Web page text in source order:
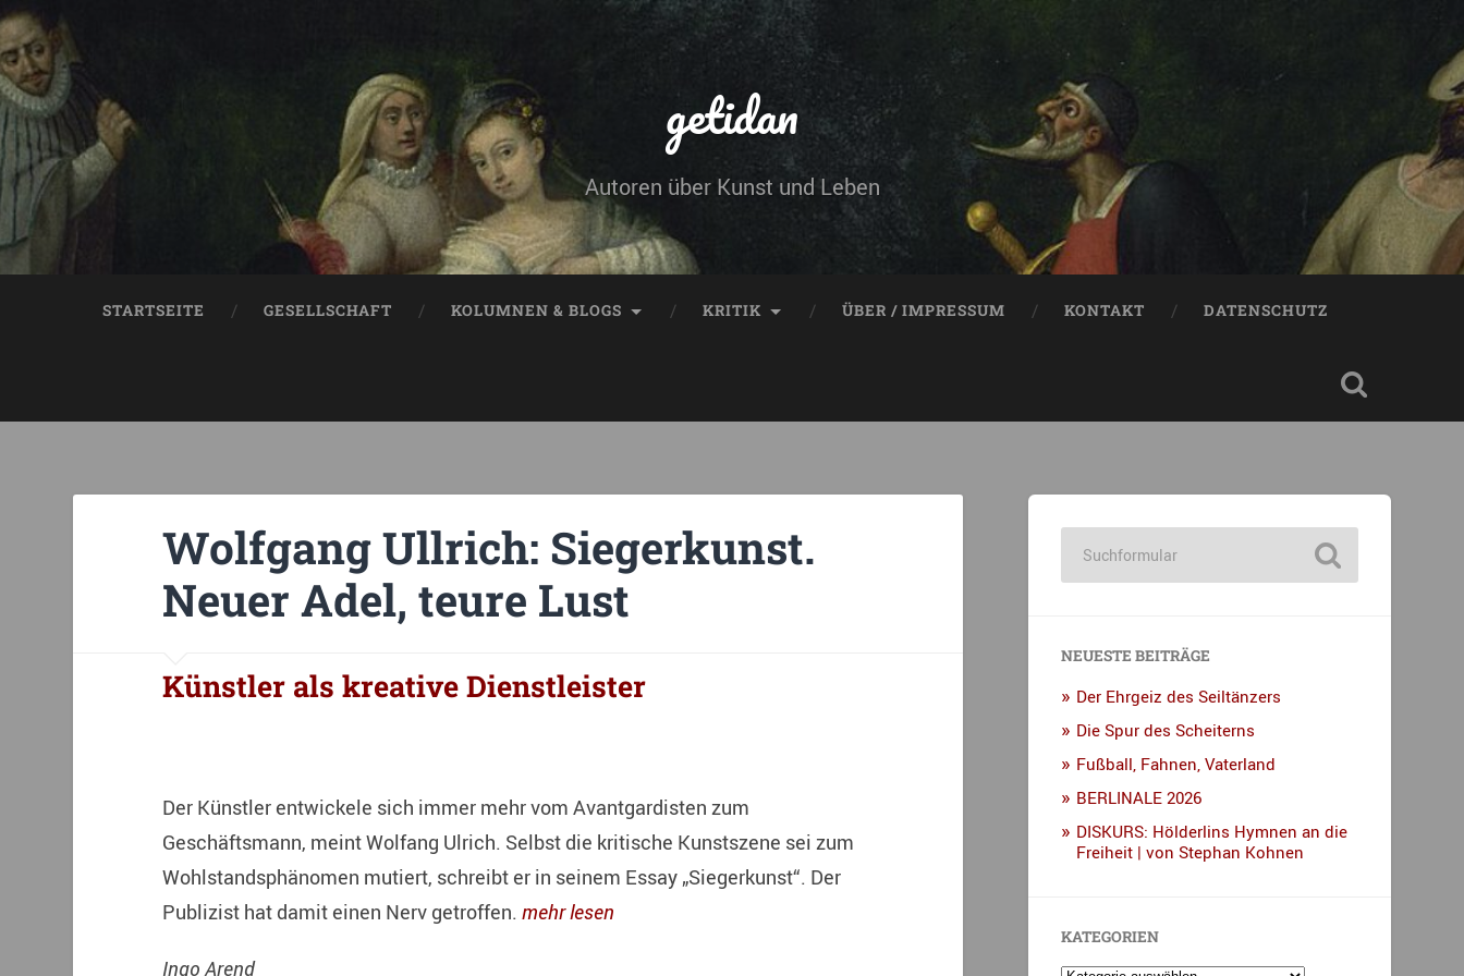
getidan
Autoren über Kunst und Leben
STARTSEITE GESELLSCHAFT KOLUMNEN & BLOGS KRITIK ÜBER / IMPRESSUM KONTAKT DATENSCHUTZ
Wolfgang Ullrich: Siegerkunst.
Neuer Adel, teure Lust
Künstler als kreative Dienstleister
Der Künstler entwickele sich immer mehr vom Avantgardisten zum
Geschäftsmann, meint Wolfang Ulrich. Selbst die kritische Kunstszene sei zum
Wohlstandsphänomen mutiert, schreibt er in seinem Essay „Siegerkunst“. Der
Publizist hat damit einen Nerv getroffen. mehr lesen
Ingo Arend
NEUESTE BEITRÄGE
Der Ehrgeiz des Seiltänzers
Die Spur des Scheiterns
Fußball, Fahnen, Vaterland
BERLINALE 2026
DISKURS: Hölderlins Hymnen an die
Freiheit | von Stephan Kohnen
KATEGORIEN